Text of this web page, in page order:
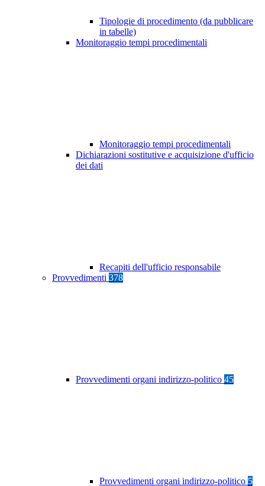
Tipologie di procedimento (da pubblicare
in tabelle)
Monitoraggio tempi procedimentali
Monitoraggio tempi procedimentali
Dichiarazioni sostitutive e acquisizione d'ufficio
dei dati
Recapiti dell'ufficio responsabile
Provvedimenti 378
Provvedimenti organi indirizzo-politico 45
Provvedimenti organi indirizzo-politico 5